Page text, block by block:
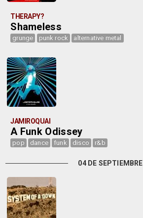
THERAPY?
Shameless
grunge punk rock alternative metal
JAMIROQUAI
A Funk Odissey
pop dance funk disco r&b
04 DE SEPTIEMBRE